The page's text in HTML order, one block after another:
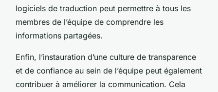
logiciels de traduction peut permettre à tous les
membres de l’équipe de comprendre les
informations partagées.
Enfin, l’instauration d’une culture de transparence
et de confiance au sein de l’équipe peut également
contribuer à améliorer la communication. Cela